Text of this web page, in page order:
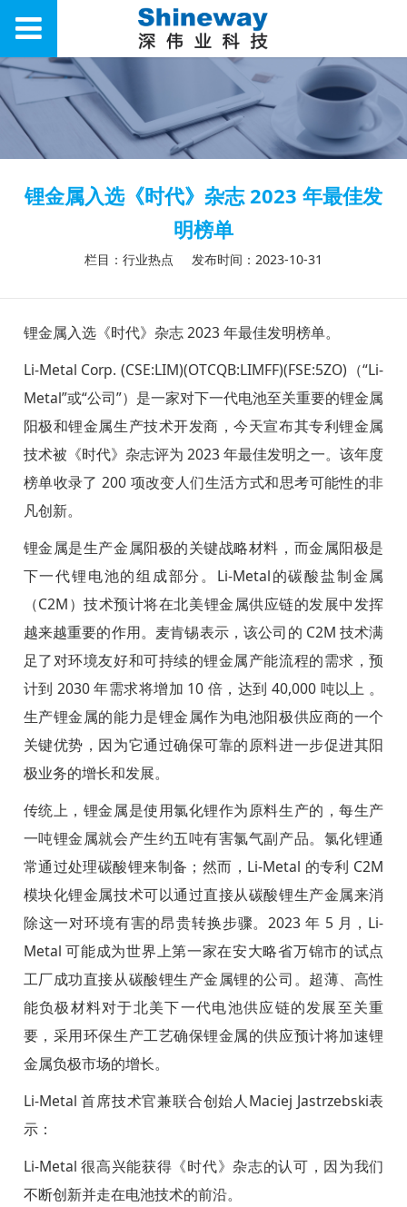
锂金属入选《时代》杂志 2023 年最佳发
明榜单
栏目：行业热点 发布时间：2023-10-31
锂金属入选《时代》杂志 2023 年最佳发明榜单。
Li-Metal Corp. (CSE:LIM)(OTCQB:LIMFF)(FSE:5ZO)（“Li-
Metal”或“公司”）是一家对下一代电池至关重要的锂金属
阳极和锂金属生产技术开发商，今天宣布其专利锂金属
技术被《时代》杂志评为 2023 年最佳发明之一。该年度
榜单收录了 200 项改变人们生活方式和思考可能性的非
凡创新。
锂金属是生产金属阳极的关键战略材料，而金属阳极是
下一代锂电池的组成部分。Li-Metal的碳酸盐制金属
（C2M）技术预计将在北美锂金属供应链的发展中发挥
越来越重要的作用。麦肯锡表示，该公司的 C2M 技术满
足了对环境友好和可持续的锂金属产能流程的需求，预
计到 2030 年需求将增加 10 倍，达到 40,000 吨以上 。
生产锂金属的能力是锂金属作为电池阳极供应商的一个
关键优势，因为它通过确保可靠的原料进一步促进其阳
极业务的增长和发展。
传统上，锂金属是使用氯化锂作为原料生产的，每生产
一吨锂金属就会产生约五吨有害氯气副产品。氯化锂通
常通过处理碳酸锂来制备；然而，Li-Metal 的专利 C2M
模块化锂金属技术可以通过直接从碳酸锂生产金属来消
除这一对环境有害的昂贵转换步骤。2023 年 5 月，Li-
Metal 可能成为世界上第一家在安大略省万锦市的试点
工厂成功直接从碳酸锂生产金属锂的公司。超薄、高性
能负极材料对于北美下一代电池供应链的发展至关重
要，采用环保生产工艺确保锂金属的供应预计将加速锂
金属负极市场的增长。
Li-Metal 首席技术官兼联合创始人Maciej Jastrzebski表
示：
Li-Metal 很高兴能获得《时代》杂志的认可，因为我们
不断创新并走在电池技术的前沿。